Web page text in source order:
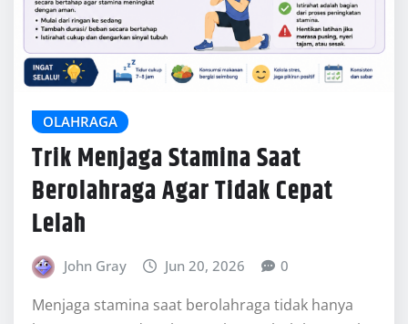
bergantung pada seberapa kuat tubuh bergerak,
tetapi juga bagaimana tubuh dipersiapkan
sebelum aktivitas dimulai.…
READ MORE